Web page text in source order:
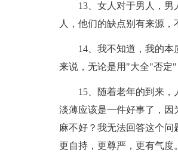
13、女人对于男人，
人，他们的缺点别有来源，
14、我不知道，我的
来说，无论是用"大全"否定
15、随着老年的到来
淡薄应该是一件好事了，因
麻不好？我无法回答这个
更自持，更尊严，更有气度。